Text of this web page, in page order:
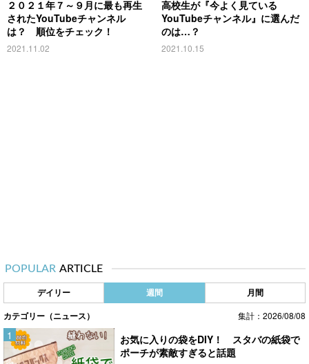
２０２１年７～９月に最も再生
されたYouTubeチャンネル
は？ 順位をチェック！
2021.11.02
高校生が『今よく見ている
YouTubeチャンネル』に選んだ
のは…？
2021.10.15
POPULAR ARTICLE
デイリー 週間 月間
カテゴリー（ニュース） 集計：2026/08/08
お気に入りの袋をDIY！ スタバの紙袋で
ポーチが素敵すぎると話題